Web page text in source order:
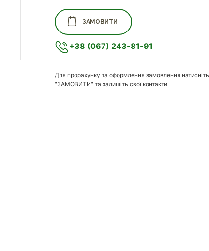
ЗАМОВИТИ
+38 (067) 243-81-91
Для прорахунку та оформлення замовлення натисніть
"ЗАМОВИТИ" та залишіть свої контакти